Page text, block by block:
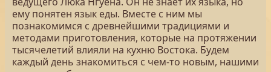
ему понятен язык еды. Вместе с ним мы
познакомимся с древнейшими традициями и
методами приготовления, которые на протяжении
тысячелетий влияли на кухню Востока. Будем
каждый день знакомиться с чем-то новым, нашими